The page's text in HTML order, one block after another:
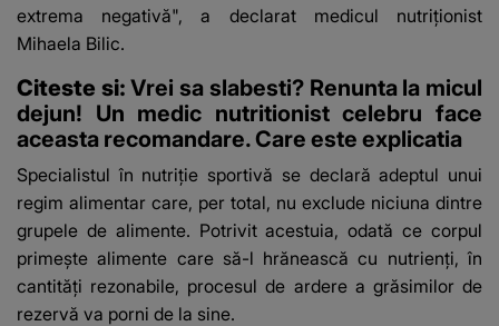
extrema negativă", a declarat medicul nutriţionist
Mihaela Bilic.
Citeste si:Vrei sa slabesti? Renunta la micul
dejun! Un medic nutritionist celebru face
aceasta recomandare. Care este explicatia
Specialistul în nutriţie sportivă se declară adeptul unui
regim alimentar care, per total, nu exclude niciuna dintre
grupele de alimente. Potrivit acestuia, odată ce corpul
primeşte alimente care să-l hrănească cu nutrienţi, în
cantităţi rezonabile, procesul de ardere a grăsimilor de
rezervă va porni de la sine.